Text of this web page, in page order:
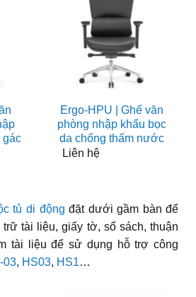
gác
Ergo-HPU | Ghế văn
phòng nhập khẩu bọc
da chống thấm nước
Liên hệ
tủ di động đặt dưới gầm bàn để
tài liệu, giấy tờ, sổ sách, thuận
tài liệu để sử dụng hỗ trợ công
03, HS03, HS1…